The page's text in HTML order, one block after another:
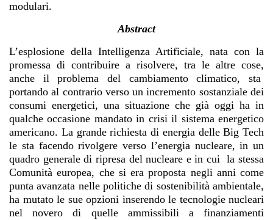
modulari.
Abstract
L’esplosione della Intelligenza Artificiale, nata con la
promessa di contribuire a risolvere, tra le altre cose,
anche il problema del cambiamento climatico, sta
portando al contrario verso un incremento sostanziale dei
consumi energetici, una situazione che già oggi ha in
qualche occasione mandato in crisi il sistema energetico
americano. La grande richiesta di energia delle Big Tech
le sta facendo rivolgere verso l’energia nucleare, in un
quadro generale di ripresa del nucleare e in cui la stessa
Comunità europea, che si era proposta negli anni come
punta avanzata nelle politiche di sostenibilità ambientale,
ha mutato le sue opzioni inserendo le tecnologie nucleari
nel novero di quelle ammissibili a finanziamenti